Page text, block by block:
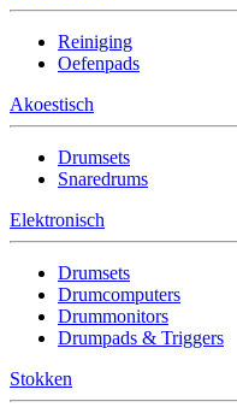
Reiniging
Oefenpads
Akoestisch
Drumsets
Snaredrums
Elektronisch
Drumsets
Drumcomputers
Drummonitors
Drumpads & Triggers
Stokken